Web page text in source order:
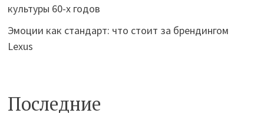
культуры 60-х годов
Эмоции как стандарт: что стоит за брендингом
Lexus
Последние